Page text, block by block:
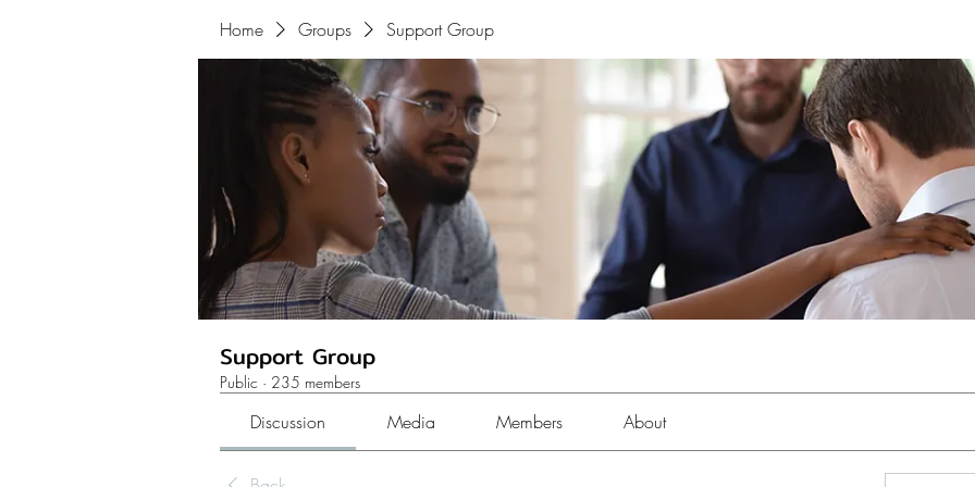
Home Groups Support Group
Support Group
Public · 235 members
Discussion Media Members About